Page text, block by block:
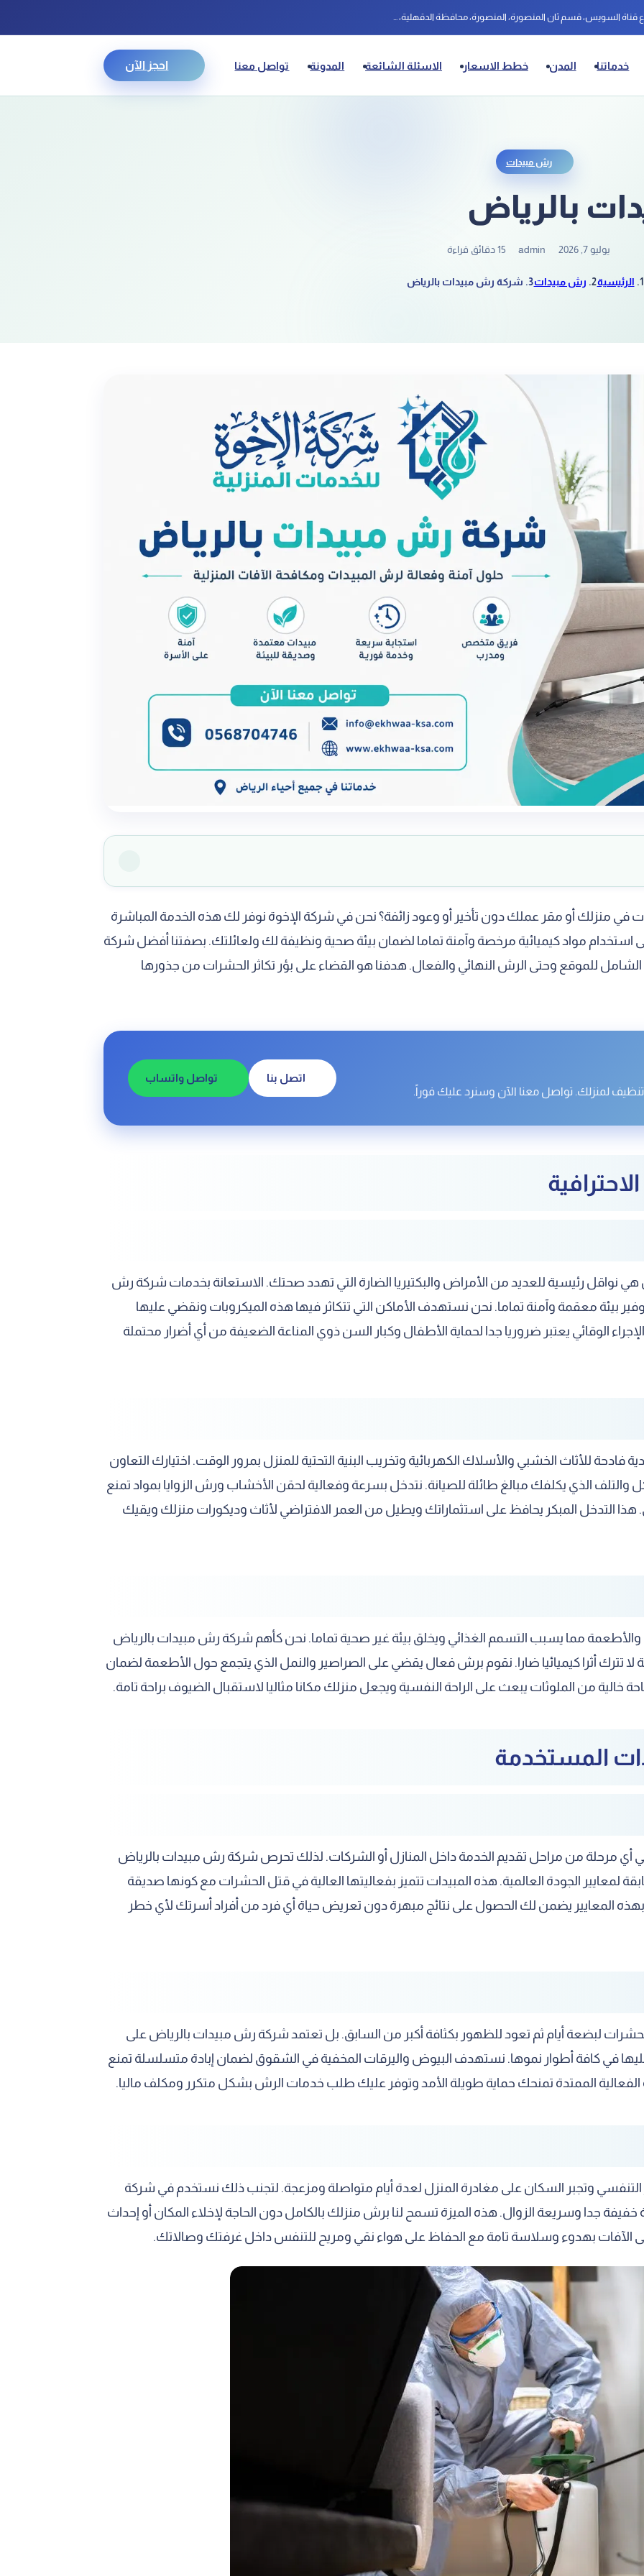
شارع قناة السويس، قسم ثان المنصورة، المنصورة، محافظة الدقهلية، مصر
خدماتنا المدن خطط الاسعار الاسئلة الشائعة المدونة تواصل معنا احجز الآن
رش مبيدات
بالرياض
يوليو 7, 2026 admin 15 دقائق قراءة
الرئيسية رش مبيدات شركة رش مبيدات بالرياض
منزلك أو مقر عملك دون تأخير أو وعود زائفة؟ نحن في شركة الإخوة نوفر لك هذه الخدمة المباشرة
استخدام مواد كيميائية مرخصة وآمنة تماما لضمان بيئة صحية ونظيفة لك ولعائلتك. بصفتنا أفضل شركة
للموقع وحتى الرش النهائي والفعال. هدفنا هو القضاء على بؤر تكاثر الحشرات من جذورها
لمنزلك. تواصل معنا الآن وسنرد عليك فوراً.
اتصل بنا تواصل واتساب
هي نواقل رئيسية للعديد من الأمراض والبكتيريا الضارة التي تهدد صحتك. الاستعانة بخدمات شركة رش
بيئة معقمة وآمنة تماما. نحن نستهدف الأماكن التي تتكاثر فيها هذه الميكروبات ونقضي عليها
الوقائي يعتبر ضروريا جدا لحماية الأطفال وكبار السن ذوي المناعة الضعيفة من أي أضرار محتملة
للأثاث الخشبي والأسلاك الكهربائية وتخريب البنية التحتية للمنزل بمرور الوقت. اختيارك التعاون
الذي يكلفك مبالغ طائلة للصيانة. نتدخل بسرعة وفعالية لحقن الأخشاب ورش الزوايا بمواد تمنع
التدخل المبكر يحافظ على استثماراتك ويطيل من العمر الافتراضي لأثاث وديكورات منزلك ويقيك
مما يسبب التسمم الغذائي ويخلق بيئة غير صحية تماما. نحن كأهم شركة رش مبيدات بالرياض
تترك أثرا كيميائيا ضارا. نقوم برش فعال يقضي على الصراصير والنمل الذي يتجمع حول الأطعمة لضمان
من الملوثات يبعث على الراحة النفسية ويجعل منزلك مكانا مثاليا لاستقبال الضيوف براحة تامة.
المستخدمة
أي مرحلة من مراحل تقديم الخدمة داخل المنازل أو الشركات. لذلك تحرص شركة رش مبيدات بالرياض
الجودة العالمية. هذه المبيدات تتميز بفعاليتها العالية في قتل الحشرات مع كونها صديقة
بهذه المعايير يضمن لك الحصول على نتائج مبهرة دون تعريض حياة أي فرد من أفراد أسرتك لأي خطر
لبضعة أيام ثم تعود للظهور بكثافة أكبر من السابق. بل تعتمد شركة رش مبيدات بالرياض على
في كافة أطوار نموها. نستهدف البيوض واليرقات المخفية في الشقوق لضمان إبادة متسلسلة تمنع
الفعالية الممتدة تمنحك حماية طويلة الأمد وتوفر عليك طلب خدمات الرش بشكل متكرر ومكلف ماليا.
التنفسي وتجبر السكان على مغادرة المنزل لعدة أيام متواصلة ومزعجة. لتجنب ذلك نستخدم في شركة
جدا وسريعة الزوال. هذه الميزة تسمح لنا برش منزلك بالكامل دون الحاجة لإخلاء المكان أو إحداث
الآفات بهدوء وسلاسة تامة مع الحفاظ على هواء نقي ومريح للتنفس داخل غرفتك وصالاتك.